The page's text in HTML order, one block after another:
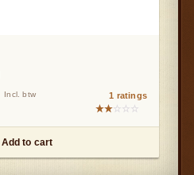
Incl. btw 1 ratings
Add to cart